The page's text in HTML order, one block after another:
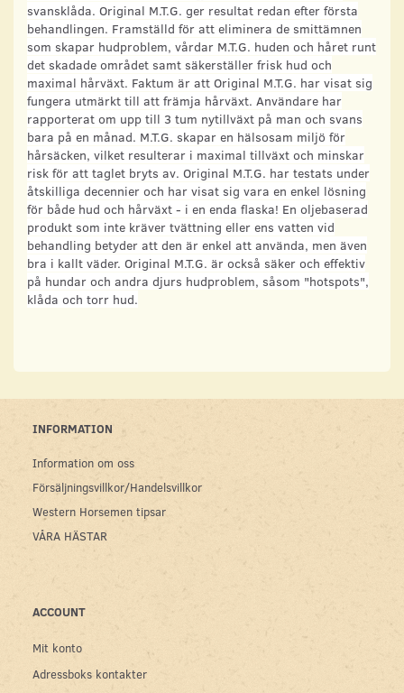
svansklåda. Original M.T.G. ger resultat redan efter första
behandlingen. Framställd för att eliminera de smittämnen
som skapar hudproblem, vårdar M.T.G. huden och håret runt
det skadade området samt säkerställer frisk hud och
maximal hårväxt. Faktum är att Original M.T.G. har visat sig
fungera utmärkt till att främja hårväxt. Användare har
rapporterat om upp till 3 tum nytillväxt på man och svans
bara på en månad. M.T.G. skapar en hälsosam miljö för
hårsäcken, vilket resulterar i maximal tillväxt och minskar
risk för att taglet bryts av. Original M.T.G. har testats under
åtskilliga decennier och har visat sig vara en enkel lösning
för både hud och hårväxt - i en enda flaska! En oljebaserad
produkt som inte kräver tvättning eller ens vatten vid
behandling betyder att den är enkel att använda, men även
bra i kallt väder. Original M.T.G. är också säker och effektiv
på hundar och andra djurs hudproblem, såsom "hotspots",
klåda och torr hud.
INFORMATION
Information om oss
Försäljningsvillkor/Handelsvillkor
Western Horsemen tipsar
VÅRA HÄSTAR
ACCOUNT
Mit konto
Adressboks kontakter